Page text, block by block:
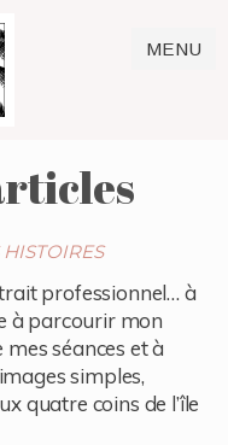
MENU
professionnel… à
à parcourir mon
séances et à
simples,
quatre coins de l’île